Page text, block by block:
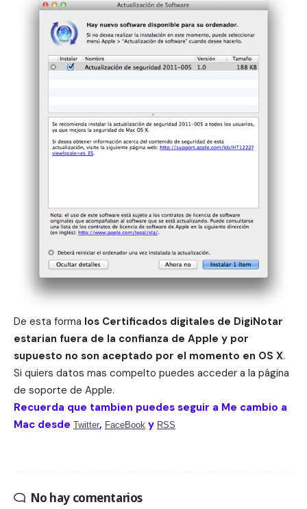
De esta forma los Certificados digitales de DigiNotar
estarian fuera de la confianza de Apple y por
supuesto no son aceptado por el momento en OS X.
Si quiers datos mas compelto puedes acceder a la página
de soporte de Apple.
Recuerda que tambien puedes seguir a Me cambio a
Mac desde Twitter, FaceBook y RSS
No hay comentarios